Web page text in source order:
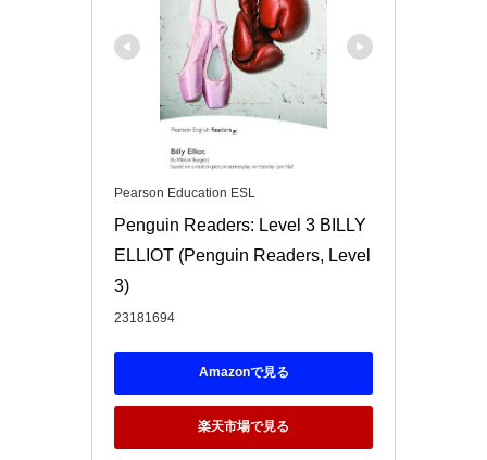
Pearson Education ESL
Penguin Readers: Level 3 BILLY
ELLIOT (Penguin Readers, Level
3)
23181694
Amazonで見る
楽天市場で見る